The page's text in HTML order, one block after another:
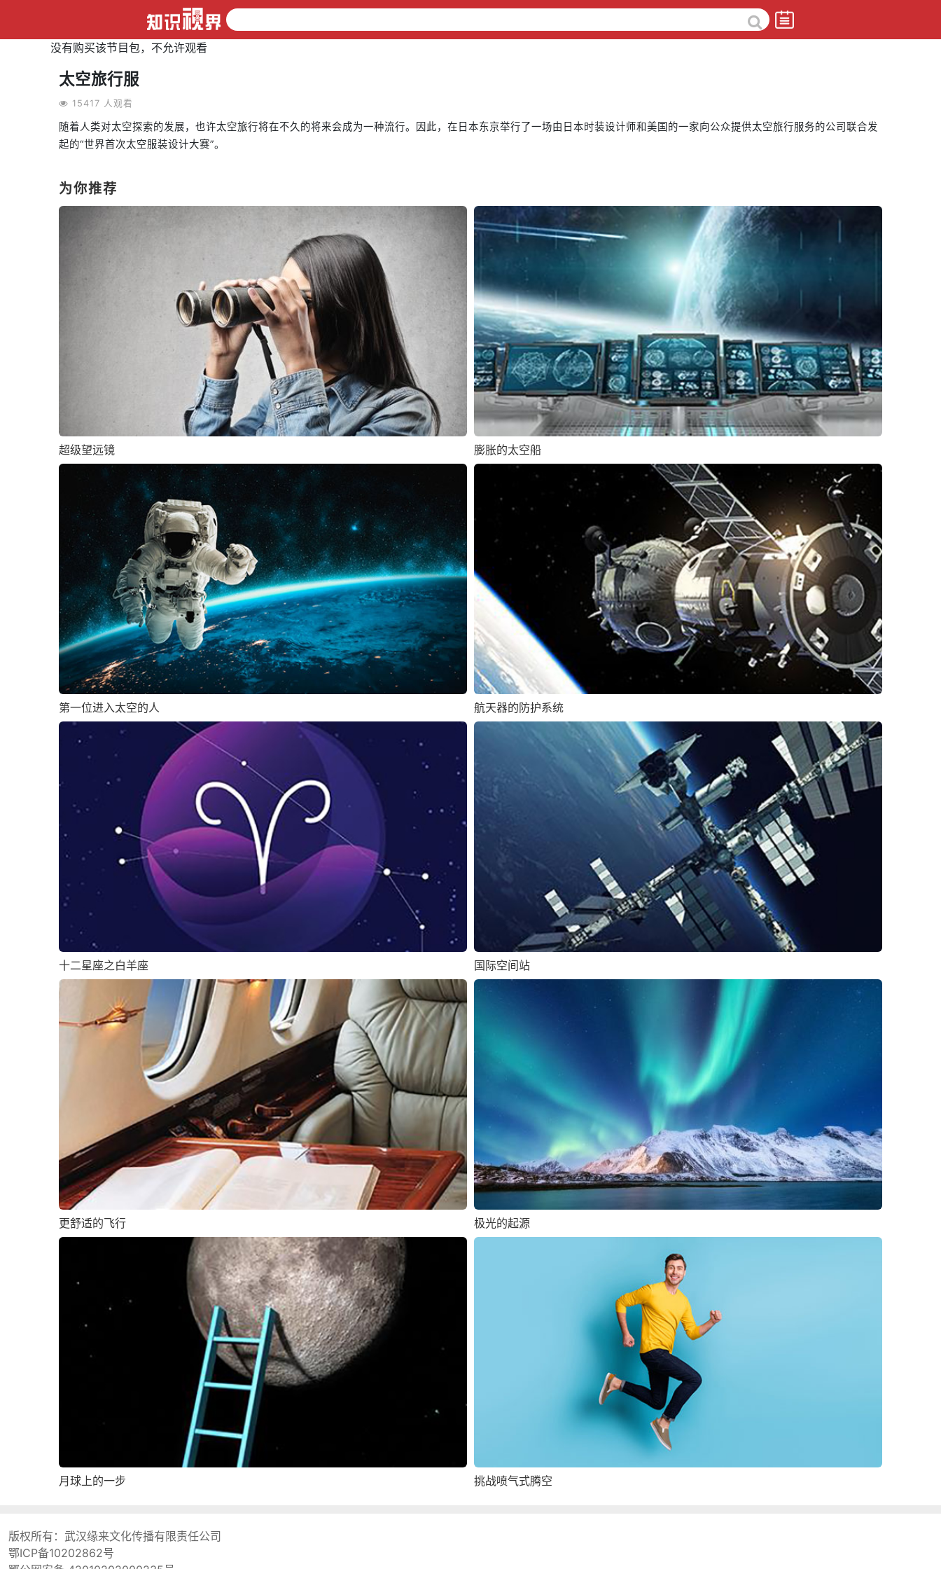
没有购买该节目包，不允许观看
太空旅行服
15417 人观看
随着人类对太空探索的发展，也许太空旅行将在不久的将来会成为一种流行。因此，在日本东京举行了一场由日本时装设计师和美国的一家向公众提供太空旅行服务的公司联合发
起的“世界首次太空服装设计大赛”。
为你推荐
超级望远镜 膨胀的太空船
第一位进入太空的人 航天器的防护系统
十二星座之白羊座 国际空间站
更舒适的飞行 极光的起源
月球上的一步 挑战喷气式腾空
版权所有： 武汉缘来文化传播有限责任公司
鄂ICP备10202862号